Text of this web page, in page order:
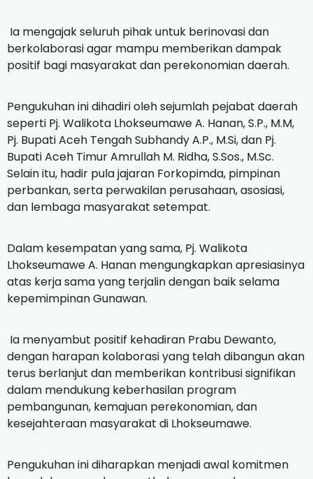
Ia mengajak seluruh pihak untuk berinovasi dan
berkolaborasi agar mampu memberikan dampak
positif bagi masyarakat dan perekonomian daerah.
Pengukuhan ini dihadiri oleh sejumlah pejabat daerah
seperti Pj. Walikota Lhokseumawe A. Hanan, S.P., M.M,
Pj. Bupati Aceh Tengah Subhandy A.P., M.Si, dan Pj.
Bupati Aceh Timur Amrullah M. Ridha, S.Sos., M.Sc.
Selain itu, hadir pula jajaran Forkopimda, pimpinan
perbankan, serta perwakilan perusahaan, asosiasi,
dan lembaga masyarakat setempat.
Dalam kesempatan yang sama, Pj. Walikota
Lhokseumawe A. Hanan mengungkapkan apresiasinya
atas kerja sama yang terjalin dengan baik selama
kepemimpinan Gunawan.
Ia menyambut positif kehadiran Prabu Dewanto,
dengan harapan kolaborasi yang telah dibangun akan
terus berlanjut dan memberikan kontribusi signifikan
dalam mendukung keberhasilan program
pembangunan, kemajuan perekonomian, dan
kesejahteraan masyarakat di Lhokseumawe.
Pengukuhan ini diharapkan menjadi awal komitmen